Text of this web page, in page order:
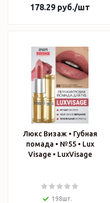
178.29руб./шт
Люкс Визаж • Губная
помада • №55 • Lux
Visage • LuxVisage
198шт.